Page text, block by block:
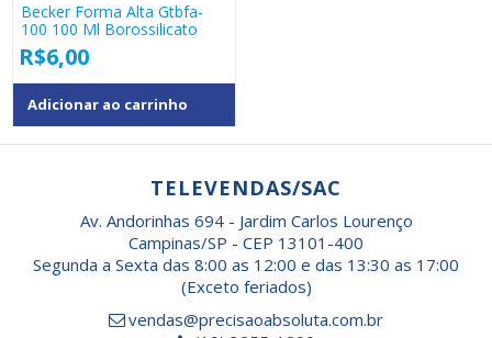
Becker Forma Alta Gtbfa-
100 100 Ml Borossilicato
R$6,00
Adicionar ao carrinho
TELEVENDAS/SAC
Av. Andorinhas 694 - Jardim Carlos Lourenço
Campinas/SP - CEP 13101-400
Segunda a Sexta das 8:00 as 12:00 e das 13:30 as 17:00
(Exceto feriados)
vendas@precisaoabsoluta.com.br